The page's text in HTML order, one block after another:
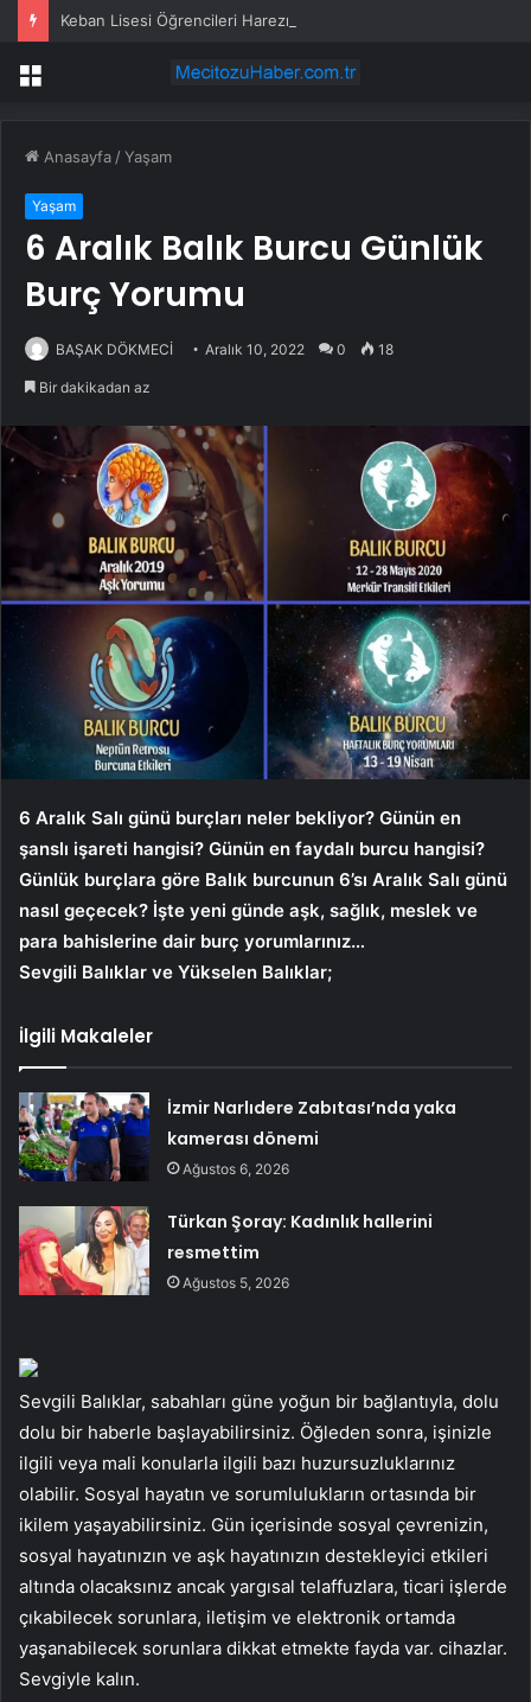
Keban Lisesi Öğrencileri Harezmi Projesini Sunumla Tanıttı
Menü
Anasayfa /Yaşam
Yaşam
6 Aralık Balık Burcu Günlük
Burç Yorumu
BAŞAK DÖKMECİ Aralık 10, 2022 0 18
Bir dakikadan az
6 Aralık Salı günü burçları neler bekliyor? Günün en
şanslı işareti hangisi? Günün en faydalı burcu hangisi?
Günlük burçlara göre Balık burcunun 6’sı Aralık Salı günü
nasıl geçecek? İşte yeni günde aşk, sağlık, meslek ve
para bahislerine dair burç yorumlarınız…
Sevgili Balıklar ve Yükselen Balıklar;
İlgili Makaleler
İzmir Narlıdere Zabıtası’nda yaka
kamerası dönemi
Ağustos 6, 2026
Türkan Şoray: Kadınlık hallerini
resmettim
Ağustos 5, 2026
Sevgili Balıklar, sabahları güne yoğun bir bağlantıyla, dolu
dolu bir haberle başlayabilirsiniz. Öğleden sonra, işinizle
ilgili veya mali konularla ilgili bazı huzursuzluklarınız
olabilir. Sosyal hayatın ve sorumlulukların ortasında bir
ikilem yaşayabilirsiniz. Gün içerisinde sosyal çevrenizin,
sosyal hayatınızın ve aşk hayatınızın destekleyici etkileri
altında olacaksınız ancak yargısal telaffuzlara, ticari işlerde
çıkabilecek sorunlara, iletişim ve elektronik ortamda
yaşanabilecek sorunlara dikkat etmekte fayda var. cihazlar.
Sevgiyle kalın.